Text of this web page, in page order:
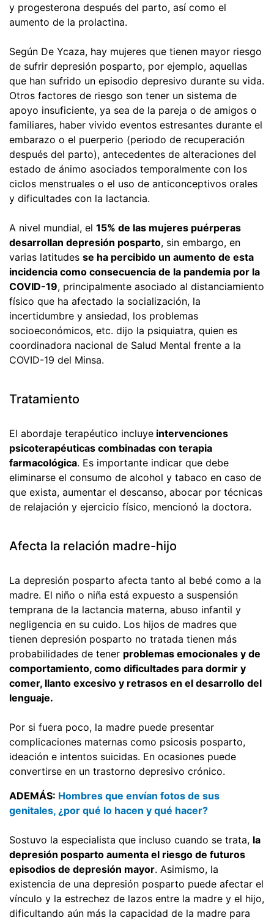
y progesterona después del parto, así como el
aumento de la prolactina.
Según De Ycaza, hay mujeres que tienen mayor riesgo
de sufrir depresión posparto, por ejemplo, aquellas
que han sufrido un episodio depresivo durante su vida.
Otros factores de riesgo son tener un sistema de
apoyo insuficiente, ya sea de la pareja o de amigos o
familiares, haber vivido eventos estresantes durante el
embarazo o el puerperio (periodo de recuperación
después del parto), antecedentes de alteraciones del
estado de ánimo asociados temporalmente con los
ciclos menstruales o el uso de anticonceptivos orales
y dificultades con la lactancia.
A nivel mundial, el 15% de las mujeres puérperas
desarrollan depresión posparto, sin embargo, en
varias latitudes se ha percibido un aumento de esta
incidencia como consecuencia de la pandemia por la
COVID-19, principalmente asociado al distanciamiento
físico que ha afectado la socialización, la
incertidumbre y ansiedad, los problemas
socioeconómicos, etc. dijo la psiquiatra, quien es
coordinadora nacional de Salud Mental frente a la
COVID-19 del Minsa.
Tratamiento
El abordaje terapéutico incluye intervenciones
psicoterapéuticas combinadas con terapia
farmacológica. Es importante indicar que debe
eliminarse el consumo de alcohol y tabaco en caso de
que exista, aumentar el descanso, abocar por técnicas
de relajación y ejercicio físico, mencionó la doctora.
Afecta la relación madre-hijo
La depresión posparto afecta tanto al bebé como a la
madre. El niño o niña está expuesto a suspensión
temprana de la lactancia materna, abuso infantil y
negligencia en su cuido. Los hijos de madres que
tienen depresión posparto no tratada tienen más
probabilidades de tener problemas emocionales y de
comportamiento, como dificultades para dormir y
comer, llanto excesivo y retrasos en el desarrollo del
lenguaje.
Por si fuera poco, la madre puede presentar
complicaciones maternas como psicosis posparto,
ideación e intentos suicidas. En ocasiones puede
convertirse en un trastorno depresivo crónico.
ADEMÁS: Hombres que envían fotos de sus
genitales, ¿por qué lo hacen y qué hacer?
Sostuvo la especialista que incluso cuando se trata, la
depresión posparto aumenta el riesgo de futuros
episodios de depresión mayor. Asimismo, la
existencia de una depresión posparto puede afectar el
vínculo y la estrechez de lazos entre la madre y el hijo,
dificultando aún más la capacidad de la madre para